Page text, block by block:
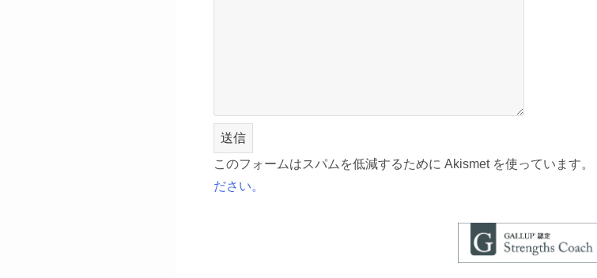
このフォームはスパムを低減するために Akismet を使っています。
ださい。